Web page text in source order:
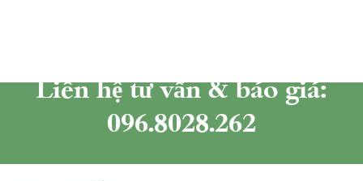
Liên hệ tư vấn & báo giá:
096.8028.262